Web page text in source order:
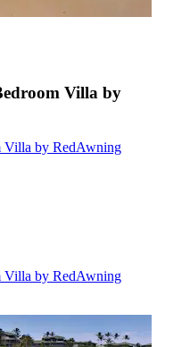
Villa by
Villa by RedAwning
Villa by RedAwning